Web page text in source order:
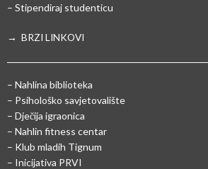
– Stipendiraj studenticu
→ BRZI LINKOVI
– Nahlina biblioteka
– Psihološko savjetovalište
– Dječija igraonica
– Nahlin fitness centar
– Klub mladih Tignum
– Inicijativa PRVI